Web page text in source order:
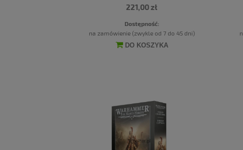
221,00 zł
Dostępność:
na zamówienie (zwykle od 7 do 45 dni)
DO KOSZYKA